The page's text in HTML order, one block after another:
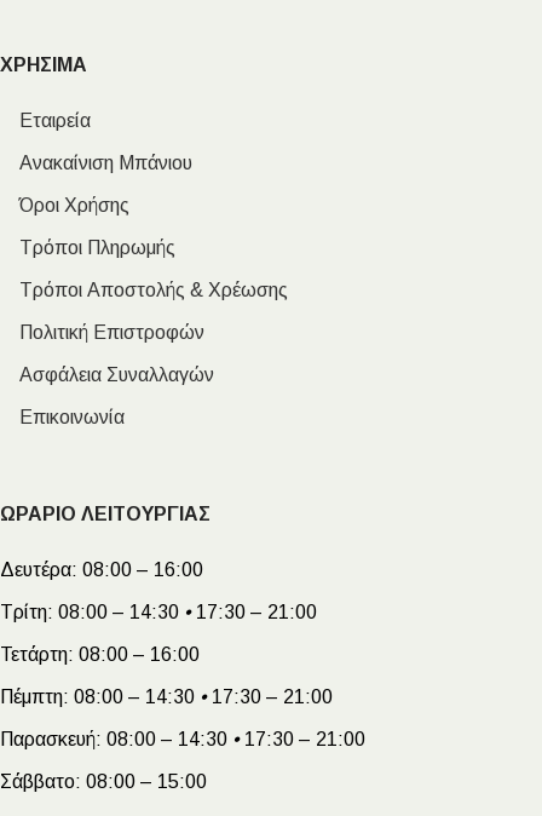
ΧΡΗΣΙΜΑ
Εταιρεία
Ανακαίνιση Μπάνιου
Όροι Χρήσης
Τρόποι Πληρωμής
Τρόποι Αποστολής & Χρέωσης
Πολιτική Επιστροφών
Ασφάλεια Συναλλαγών
Επικοινωνία
ΩΡΑΡΙΟ ΛΕΙΤΟΥΡΓΙΑΣ
Δευτέρα: 08:00 – 16:00
Τρίτη: 08:00 – 14:30 •17:30 – 21:00
Τετάρτη: 08:00 – 16:00
Πέμπτη: 08:00 – 14:30 •17:30 – 21:00
Παρασκευή: 08:00 – 14:30 •17:30 – 21:00
Σάββατο: 08:00 – 15:00